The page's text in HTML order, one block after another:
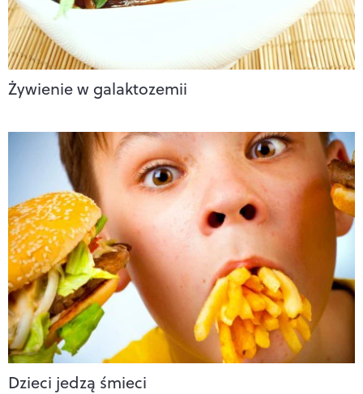
Żywienie w galaktozemii
Dzieci jedzą śmieci